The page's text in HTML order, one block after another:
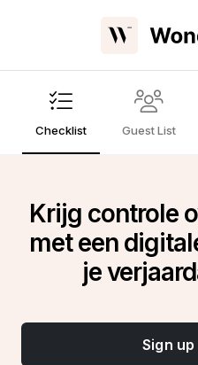
Checklist Guest List
Krijg controle
met een
je
Sign